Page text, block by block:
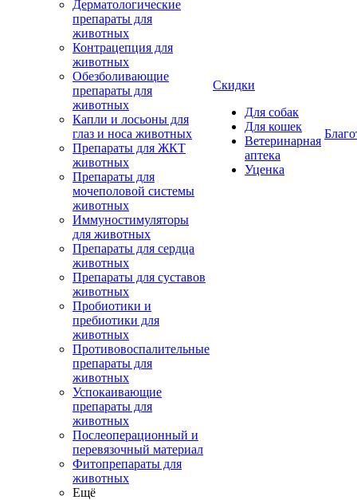
Дерматологические
препараты для
животных
Контрацепция для
животных
Обезболивающие
препараты для
животных
Капли и лосьоны для
глаз и носа животных
Препараты для ЖКТ
животных
Препараты для
мочеполовой системы
животных
Иммуностимуляторы
для животных
Препараты для сердца
животных
Препараты для суставов
животных
Пробиотики и
пребиотики для
животных
Противовоспалительные
препараты для
животных
Успокаивающие
препараты для
животных
Послеоперационный и
перевязочный материал
Фитопрепараты для
животных
Ещё
Скидки
Для собак
Для кошек
Ветеринарная
аптека
Уценка